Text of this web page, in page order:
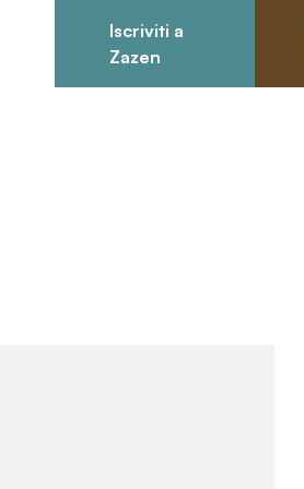
Iscriviti a
Zazen